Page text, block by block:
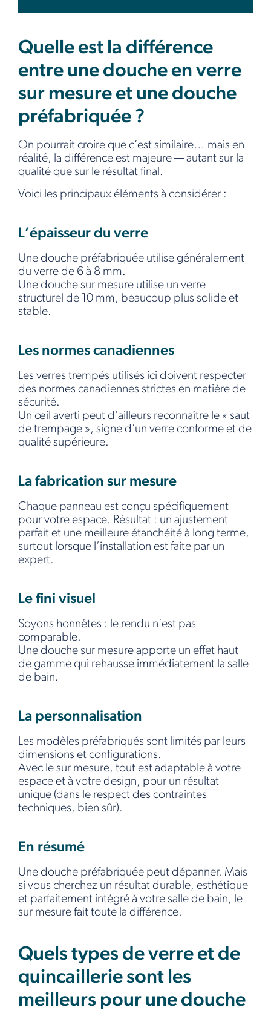
Quelle est la différence
entre une douche en verre
sur mesure et une douche
préfabriquée ?
On pourrait croire que c’est similaire… mais en
réalité, la différence est majeure — autant sur la
qualité que sur le résultat final.
Voici les principaux éléments à considérer :
L’épaisseur du verre
Une douche préfabriquée utilise généralement
du verre de 6 à 8 mm.
Une douche sur mesure utilise un verre
structurel de 10 mm, beaucoup plus solide et
stable.
Les normes canadiennes
Les verres trempés utilisés ici doivent respecter
des normes canadiennes strictes en matière de
sécurité.
Un œil averti peut d’ailleurs reconnaître le « saut
de trempage », signe d’un verre conforme et de
qualité supérieure.
La fabrication sur mesure
Chaque panneau est conçu spécifiquement
pour votre espace. Résultat : un ajustement
parfait et une meilleure étanchéité à long terme,
surtout lorsque l’installation est faite par un
expert.
Le fini visuel
Soyons honnêtes : le rendu n’est pas
comparable.
Une douche sur mesure apporte un effet haut
de gamme qui rehausse immédiatement la salle
de bain.
La personnalisation
Les modèles préfabriqués sont limités par leurs
dimensions et configurations.
Avec le sur mesure, tout est adaptable à votre
espace et à votre design, pour un résultat
unique (dans le respect des contraintes
techniques, bien sûr).
En résumé
Une douche préfabriquée peut dépanner. Mais
si vous cherchez un résultat durable, esthétique
et parfaitement intégré à votre salle de bain, le
sur mesure fait toute la différence.
Quels types de verre et de
quincaillerie sont les
meilleurs pour une douche